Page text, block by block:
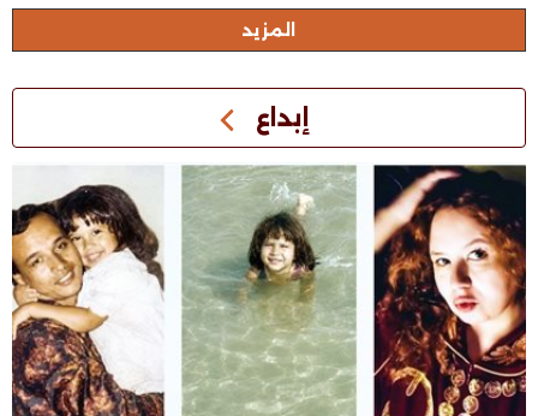
اﻟﻤﺰﻳﺪ
إبداع